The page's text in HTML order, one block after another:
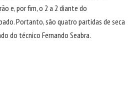
e, por fim, o 2 a 2 diante do
Portanto, são quatro partidas de seca
do técnico Fernando Seabra.